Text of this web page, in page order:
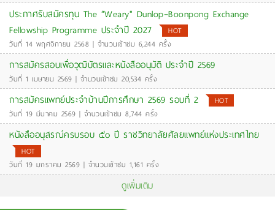
ประกาศรับสมัครทุน The “Weary" Dunlop–Boonpong Exchange
Fellowship Programme ประจำปี 2027
HOT
วันที่ 14 พฤศจิกายน 2568 | จำนวนเข้าชม 6,244 ครั้ง
การสมัครสอบเพื่อวุฒิบัตรและหนังสืออนุมัติ ประจำปี 2569
วันที่ 1 เมษายน 2569 | จำนวนเข้าชม 20,534 ครั้ง
การสมัครแพทย์ประจำบ้านปีการศึกษา 2569 รอบที่ 2
HOT
วันที่ 19 มีนาคม 2569 | จำนวนเข้าชม 8,744 ครั้ง
หนังสืออนุสรณ์ครบรอบ ๕๐ ปี ราชวิทยาลัยศัลยแพทย์แห่งประเทศไทย
HOT
วันที่ 19 มกราคม 2569 | จำนวนเข้าชม 1,161 ครั้ง
ดูเพิ่มเติม